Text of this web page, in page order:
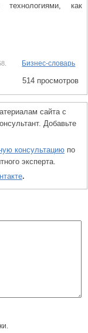
как
Бизнес-словарь
514 просмотров
сайта с
Добавьте
консультацию по
эксперта.
.